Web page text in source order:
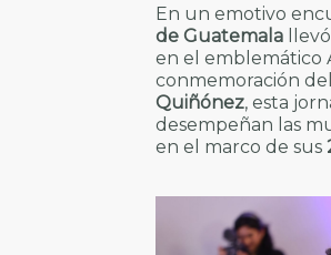
En un emotivo
de Guatemalallevó
en el emblemático
conmemoración
Quiñónez, esta
desempeñan las
en el marco de sus